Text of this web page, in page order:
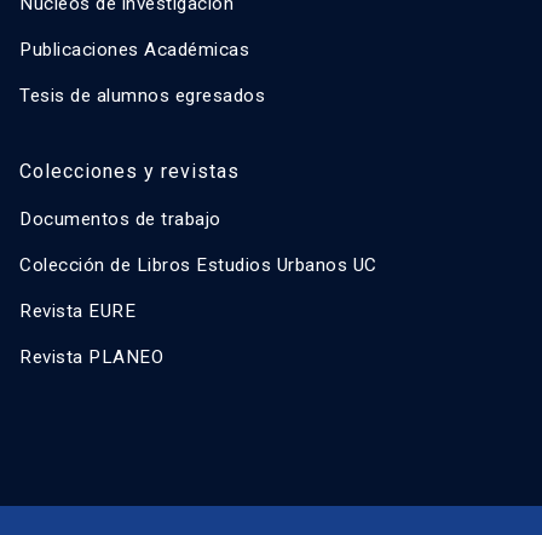
Publicaciones Académicas
Tesis de alumnos egresados
Colecciones y revistas
Documentos de trabajo
Colección de Libros Estudios Urbanos UC
Revista EURE
Revista PLANEO